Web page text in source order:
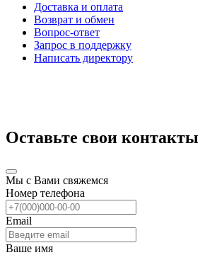
Доставка и оплата
Возврат и обмен
Вопрос-ответ
Запрос в поддержку
Написать директору
Оставьте свои контакты
Мы с Вами свяжемся
Номер телефона
Email
Ваше имя